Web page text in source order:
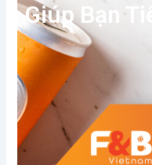
Giúp Bạn